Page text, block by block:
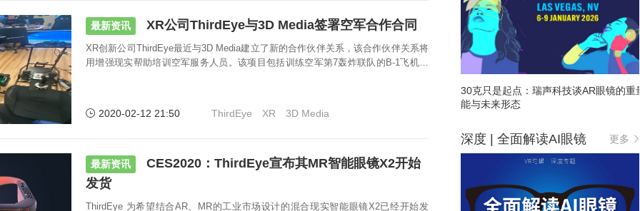
最新资讯 XR公司ThirdEye与3D Media签署空军合作合同
XR创新公司ThirdEye最近与3D Media建立了新的合作伙伴关系，该合作伙伴关系将
用增强现实帮助培训空军服务人员。该项目包括训练空军第7轰炸联队的B-1飞机飞
2020-02-12 21:50 ThirdEye XR 3D Media
最新资讯
CES2020：ThirdEye宣布其MR智能眼镜X2开始
发货
ThirdEye 为希望结合AR、MR的工业市场设计的混合现实智能眼镜X2已经开始发
30克只是起点：瑞声科技谈AR眼镜的重
能与未来形态
深度 | 全面解读AI眼镜 更多